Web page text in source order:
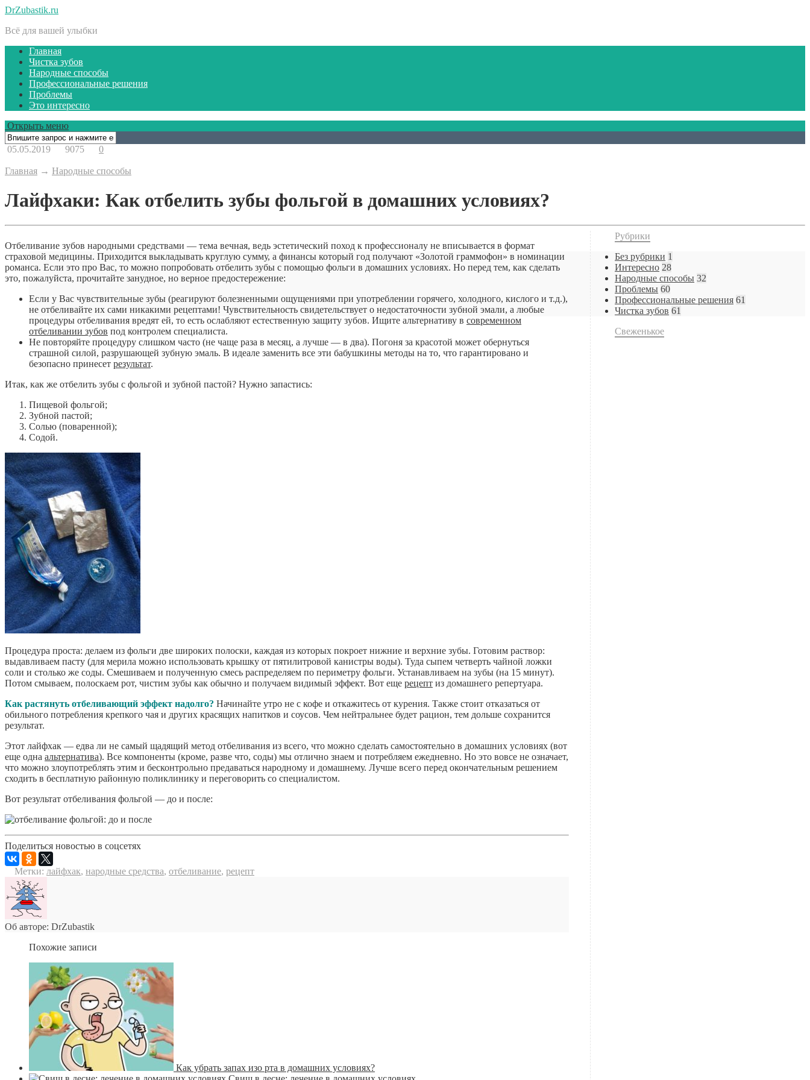
DrZubastik.ru
Всё для вашей улыбки
Главная
Чистка зубов
Народные способы
Профессиональные решения
Проблемы
Это интересно
Открыть меню
05.05.2019 9075 0
Главная → Народные способы
Лайфхаки: Как отбелить зубы фольгой в домашних условиях?
Отбеливание зубов народными средствами — тема вечная, ведь эстетический поход к профессионалу не вписывается в формат
страховой медицины. Приходится выкладывать круглую сумму, а финансы который год получают «Золотой граммофон» в номинации
романса. Если это про Вас, то можно попробовать отбелить зубы с помощью фольги в домашних условиях. Но перед тем, как сделать
это, пожалуйста, прочитайте занудное, но верное предостережение:
Если у Вас чувствительные зубы (реагируют болезненными ощущениями при употреблении горячего, холодного, кислого и т.д.),
не отбеливайте их сами никакими рецептами! Чувствительность свидетельствует о недостаточности зубной эмали, а любые
процедуры отбеливания вредят ей, то есть ослабляют естественную защиту зубов. Ищите альтернативу в современном
отбеливании зубов под контролем специалиста.
Не повторяйте процедуру слишком часто (не чаще раза в месяц, а лучше — в два). Погоня за красотой может обернуться
страшной силой, разрушающей зубную эмаль. В идеале заменить все эти бабушкины методы на то, что гарантировано и
безопасно принесет результат.
Итак, как же отбелить зубы с фольгой и зубной пастой? Нужно запастись:
Пищевой фольгой;
Зубной пастой;
Солью (поваренной);
Содой.
Процедура проста: делаем из фольги две широких полоски, каждая из которых покроет нижние и верхние зубы. Готовим раствор:
выдавливаем пасту (для мерила можно использовать крышку от пятилитровой канистры воды). Туда сыпем четверть чайной ложки
соли и столько же соды. Смешиваем и полученную смесь распределяем по периметру фольги. Устанавливаем на зубы (на 15 минут).
Потом смываем, полоскаем рот, чистим зубы как обычно и получаем видимый эффект. Вот еще рецепт из домашнего репертуара.
Как растянуть отбеливающий эффект надолго? Начинайте утро не с кофе и откажитесь от курения. Также стоит отказаться от
обильного потребления крепкого чая и других красящих напитков и соусов. Чем нейтральнее будет рацион, тем дольше сохранится
результат.
Этот лайфхак — едва ли не самый щадящий метод отбеливания из всего, что можно сделать самостоятельно в домашних условиях (вот
еще одна альтернатива). Все компоненты (кроме, разве что, соды) мы отлично знаем и потребляем ежедневно. Но это вовсе не означает,
что можно злоупотреблять этим и бесконтрольно предаваться народному и домашнему. Лучше всего перед окончательным решением
сходить в бесплатную районную поликлинику и переговорить со специалистом.
Вот результат отбеливания фольгой — до и после:
Поделиться новостью в соцсетях
Метки: лайфхак, народные средства, отбеливание, рецепт
Об авторе: DrZubastik
Похожие записи
Как убрать запах изо рта в домашних условиях?
Рубрики
Без рубрики 1
Интересно 28
Народные способы 32
Проблемы 60
Профессиональные решения 61
Чистка зубов 61
Свеженькое